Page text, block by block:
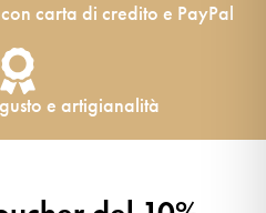
carta di credito e PayPal
e artigianalità